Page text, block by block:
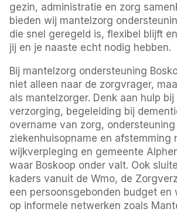
gezin, administratie en zorg
bieden wij mantelzorg
die snel geregeld is, flexibel blijft
jij en je naaste echt nodig hebben.
Bij mantelzorg ondersteuning
niet alleen naar de zorgvrager,
als mantelzorger. Denk aan hulp
verzorging, begeleiding bij
overname van zorg, ondersteuning
ziekenhuisopname en afstemming
wijkverpleging en gemeente
waar Boskoop onder valt. Ook
kaders vanuit de Wmo, de
een persoonsgebonden budget en
op informele netwerken zoals